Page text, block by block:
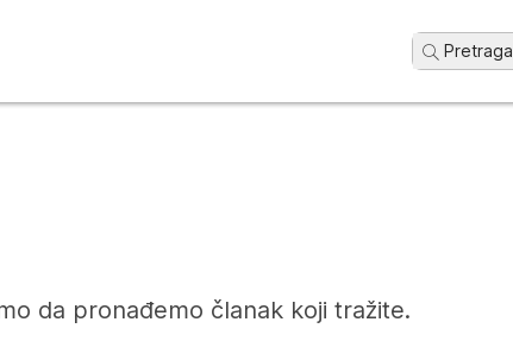
Pretraga
da pronađemo članak koji tražite.